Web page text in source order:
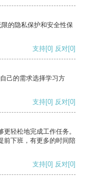
的隐私保护和安全性保
支持[0] 反对[0]
己的需求选择学习方
支持[0] 反对[0]
轻松地完成工作任务。
前下班，有更多的时间陪
支持[0] 反对[0]